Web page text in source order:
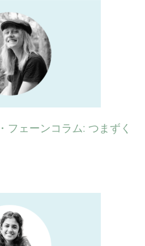
フェーンコラム: つまずく